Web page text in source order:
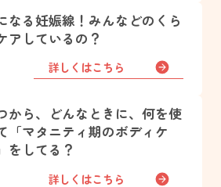
なる妊娠線！みんなどのくら
アしているの？
詳しくはこちら
から、どんなときに、何を使
「マタニティ期のボディケ
をしてる？
詳しくはこちら